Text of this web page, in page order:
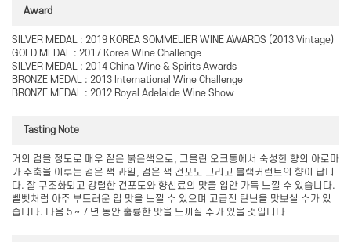
Award
SILVER MEDAL : 2019 KOREA SOMMELIER WINE AWARDS (2013 Vintage)
GOLD MEDAL : 2017 Korea Wine Challenge
SILVER MEDAL : 2014 China Wine & Spirits Awards
BRONZE MEDAL : 2013 International Wine Challenge
BRONZE MEDAL : 2012 Royal Adelaide Wine Show
Tasting Note
거의 검을 정도로 매우 짙은 붉은색으로, 그을린 오크통에서 숙성한 향의 아로마
가 주축을 이루는 검은 색 과일, 검은 색 건포도 그리고 블랙커런트의 향이 납니
다. 잘 구조화되고 강렬한 건포도와 향신료의 맛을 입안 가득 느낄 수 있습니다.
벨벳처럼 아주 부드러운 입 맛을 느낄 수 있으며 고급진 탄닌을 맛보실 수가 있
습니다. 다음 5 ~ 7 년 동안 훌륭한 맛을 느끼실 수가 있을 것입니다